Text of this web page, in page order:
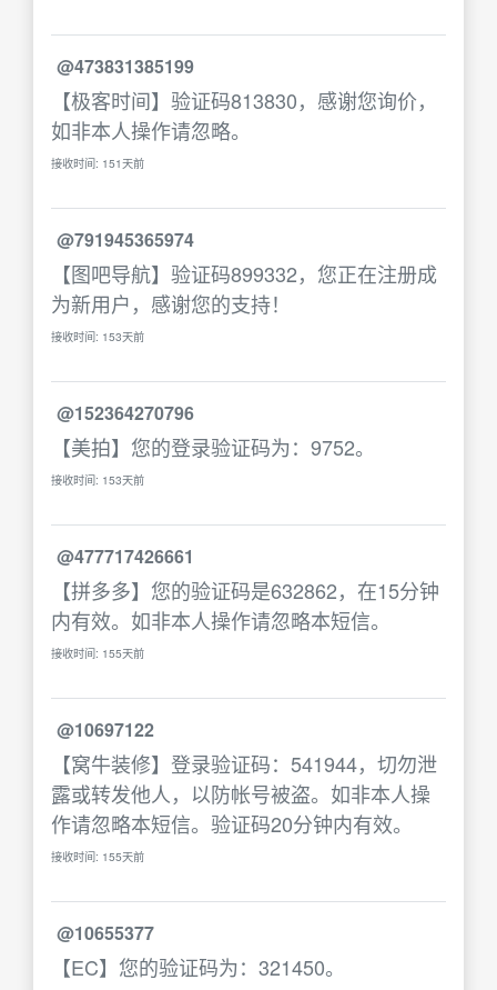
@473831385199
【极客时间】验证码813830，感谢您询价，
如非本人操作请忽略。
接收时间: 151天前
@791945365974
【图吧导航】验证码899332，您正在注册成
为新用户，感谢您的支持！
接收时间: 153天前
@152364270796
【美拍】您的登录验证码为：9752。
接收时间: 153天前
@477717426661
【拼多多】您的验证码是632862，在15分钟
内有效。如非本人操作请忽略本短信。
接收时间: 155天前
@10697122
【窝牛装修】登录验证码：541944，切勿泄
露或转发他人，以防帐号被盗。如非本人操
作请忽略本短信。验证码20分钟内有效。
接收时间: 155天前
@10655377
【EC】您的验证码为：321450。